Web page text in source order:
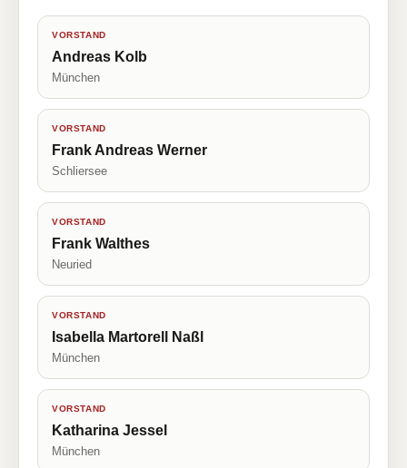
VORSTAND
Andreas Kolb
München
VORSTAND
Frank Andreas Werner
Schliersee
VORSTAND
Frank Walthes
Neuried
VORSTAND
Isabella Martorell Naßl
München
VORSTAND
Katharina Jessel
München